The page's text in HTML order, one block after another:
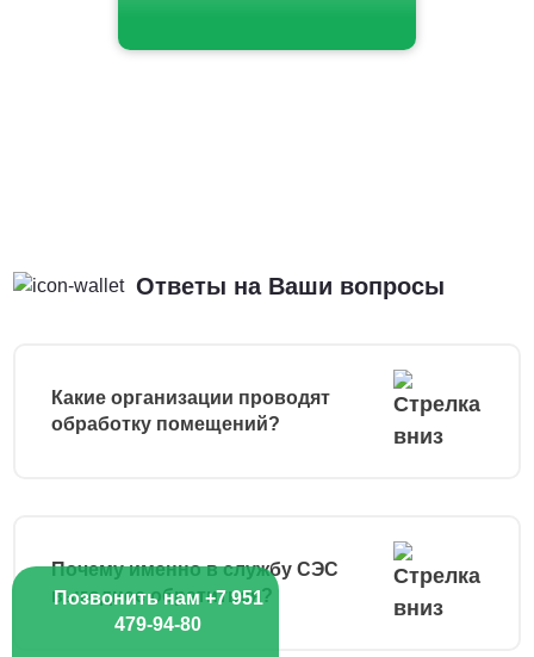
Ответы на Ваши вопросы
Какие организации проводят
обработку помещений?
Почему именно в службу СЭС
выгоднее обратиться?
Позвонить нам +7 951
479-94-80